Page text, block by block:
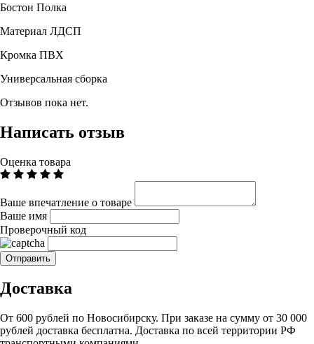
Бостон Полка
Материал ЛДСП
Кромка ПВХ
Универсальная сборка
Отзывов пока нет.
Написать отзыв
Оценка товара
Ваше впечатление о товаре
Ваше имя
Проверочный код
Доставка
От 600 рублей по Новосибирску. При заказе на сумму от 30 000
рублей доставка бесплатна. Доставка по всей территории РФ